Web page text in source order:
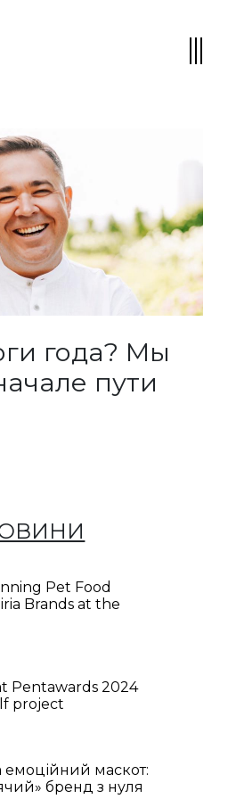
года? Мы
пути
Pet Food
Brands at the
Pentawards 2024
project
емоційний маскот:
бренд з нуля